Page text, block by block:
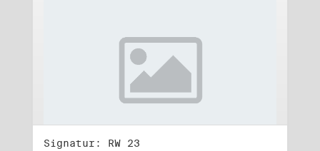
Signatur: RW 23